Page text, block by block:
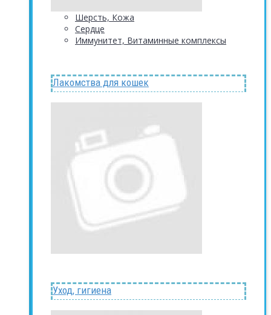
Шерсть, Кожа
Сердце
Иммунитет, Витаминные комплексы
Лакомства для кошек
Уход, гигиена